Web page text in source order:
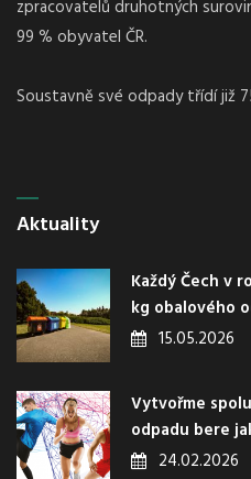
zpracovatelů druhotných
99 % obyvatel ČR.
Soustavně své odpady třídí již
Aktuality
Každý Čech v
kg obalového
15.05.2026
Vytvořme
odpadu bere
24.02.2026